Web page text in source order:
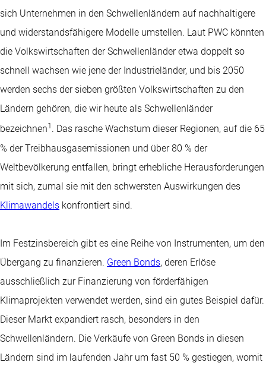
sich Unternehmen in den Schwellenländern auf nachhaltigere
und widerstandsfähigere Modelle umstellen. Laut PWC könnten
die Volkswirtschaften der Schwellenländer etwa doppelt so
schnell wachsen wie jene der Industrieländer, und bis 2050
werden sechs der sieben größten Volkswirtschaften zu den
Ländern gehören, die wir heute als Schwellenländer
bezeichnen1 . Das rasche Wachstum dieser Regionen, auf die 65
% der Treibhausgasemissionen und über 80 % der
Weltbevölkerung entfallen, bringt erhebliche Herausforderungen
mit sich, zumal sie mit den schwersten Auswirkungen des
Klimawandels konfrontiert sind.
Im Festzinsbereich gibt es eine Reihe von Instrumenten, um den
Übergang zu finanzieren. Green Bonds, deren Erlöse
ausschließlich zur Finanzierung von förderfähigen
Klimaprojekten verwendet werden, sind ein gutes Beispiel dafür.
Dieser Markt expandiert rasch, besonders in den
Schwellenländern. Die Verkäufe von Green Bonds in diesen
Ländern sind im laufenden Jahr um fast 50 % gestiegen, womit